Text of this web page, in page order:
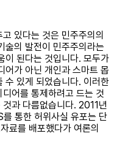
있다는 것은 민주주의의
술의 발전이 민주주의라는
이 된다는 것입니다. 모두가
어가 아닌 개인과 스마트 몹
수 있게 되었습니다. 이러한
어를 통제하려고 드는 것
과 다름없습니다. 2011년
통한 허위사실 유포는 단
료를 배포했다가 여론의